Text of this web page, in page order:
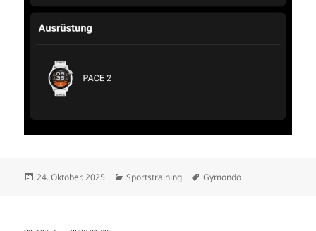
Veröffentlicht
24. Oktober. 2025 Kategorien
Sportstraining Schlagwörter
Gymondo